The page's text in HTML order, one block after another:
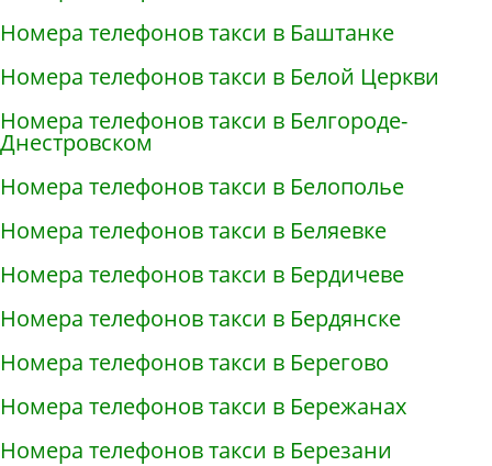
Номера телефонов такси в Баштанке
Номера телефонов такси в Белой Церкви
Номера телефонов такси в Белгороде-
Днестровском
Номера телефонов такси в Белополье
Номера телефонов такси в Беляевке
Номера телефонов такси в Бердичеве
Номера телефонов такси в Бердянске
Номера телефонов такси в Берегово
Номера телефонов такси в Бережанах
Номера телефонов такси в Березани